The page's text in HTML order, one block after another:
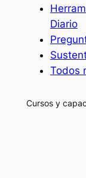
Diario
Todos
Cursos y